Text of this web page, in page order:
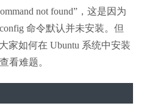
not found”，这是因为
命令默认并未安装。但
家如何在 Ubuntu 系统中安装
看难题。